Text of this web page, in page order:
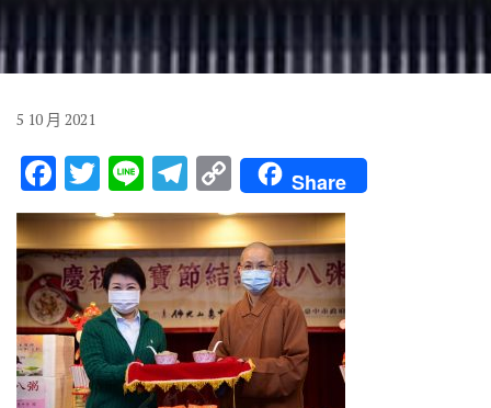
5 10 月 2021
F
ac
e
b
o
o
k
T
w
it
te
r
Li
n
e
T
el
e
gr
a
m
C
o
p
y
Li
n
k
Share